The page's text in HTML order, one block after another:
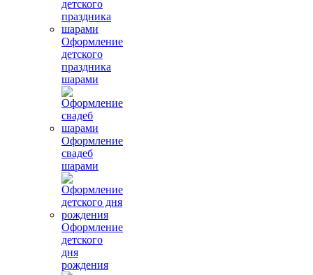
Оформление
детского
праздника
шарами
Оформление
свадеб
шарами
Оформление
детского
дня
рождения